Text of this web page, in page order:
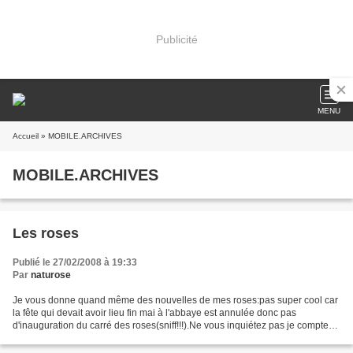
Publicité
MENU
Accueil » MOBILE.ARCHIVES
MOBILE.ARCHIVES
Les roses
Publié le 27/02/2008 à 19:33
Par naturose
Je vous donne quand même des nouvelles de mes roses:pas super cool car
la fête qui devait avoir lieu fin mai à l'abbaye est annulée donc pas
d'inauguration du carré des roses(sniff!!!).Ne vous inquiétez pas je compte